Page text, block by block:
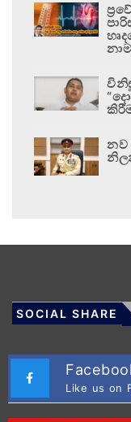
නව
SOCIAL SHARE
Like us on